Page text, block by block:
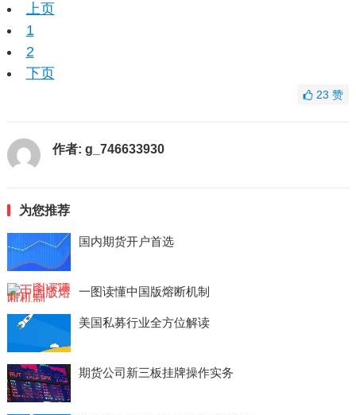
上页
1
2
下页
23赞
作者: g_746633930
为您推荐
国内期货开户首选
一图读懂中国版熔断机制
美国私募行业全方位解读
期货公司新三板挂牌操作实务